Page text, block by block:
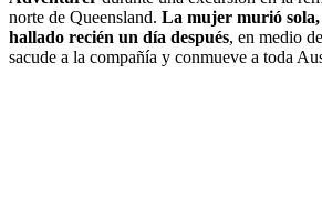
norte de Queensland. La mujer murió
hallado recién un día después, en medio
sacude a la compañía y conmueve a toda